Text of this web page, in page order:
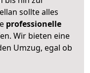
sollte alles
professionelle
Wir bieten eine
Umzug, egal ob